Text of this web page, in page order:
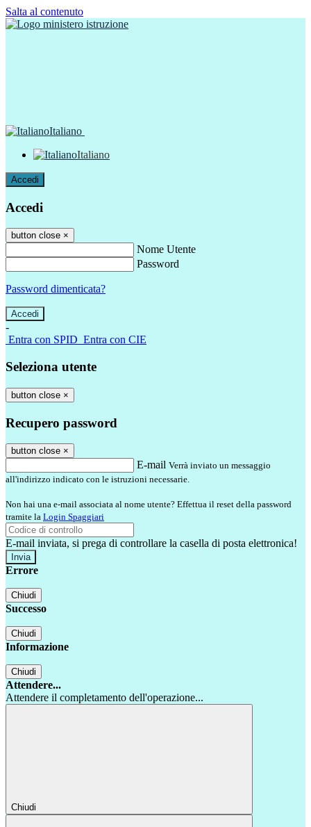
Salta al contenuto
Italiano
Italiano
Accedi
Accedi
button close ×
Nome Utente
Password
Password dimenticata?
-
Entra con SPID Entra con CIE
Seleziona utente
button close ×
Recupero password
button close ×
E-mail Verrà inviato un messaggio
all'indirizzo indicato con le istruzioni necessarie.
Non hai una e-mail associata al nome utente? Effettua il reset della password
tramite la Login Spaggiari
E-mail inviata, si prega di controllare la casella di posta elettronica!
Errore
Chiudi
Successo
Chiudi
Informazione
Chiudi
Attendere...
Attendere il completamento dell'operazione...
Chiudi